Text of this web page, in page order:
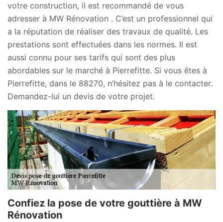
votre construction, il est recommandé de vous
adresser à MW Rénovation . C’est un professionnel qui
a la réputation de réaliser des travaux de qualité. Les
prestations sont effectuées dans les normes. Il est
aussi connu pour ses tarifs qui sont des plus
abordables sur le marché à Pierrefitte. Si vous êtes à
Pierrefitte, dans le 88270, n’hésitez pas à le contacter.
Demandez-lui un devis de votre projet.
Confiez la pose de votre gouttière à MW
Rénovation